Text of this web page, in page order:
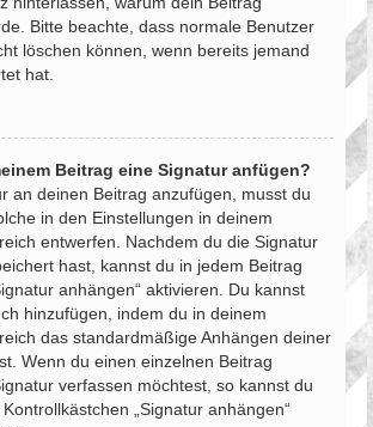
Bitte beachte, dass normale Benutzer
löschen können, wenn bereits jemand
hat.
Beitrag eine Signatur anfügen?
an deinen Beitrag anzufügen, musst du
in den Einstellungen in deinem
entwerfen. Nachdem du die Signatur
hast, kannst du in jedem Beitrag
anhängen“ aktivieren. Du kannst
hinzufügen, indem du in deinem
das standardmäßige Anhängen deiner
Wenn du einen einzelnen Beitrag
verfassen möchtest, so kannst du
„Signatur anhängen“